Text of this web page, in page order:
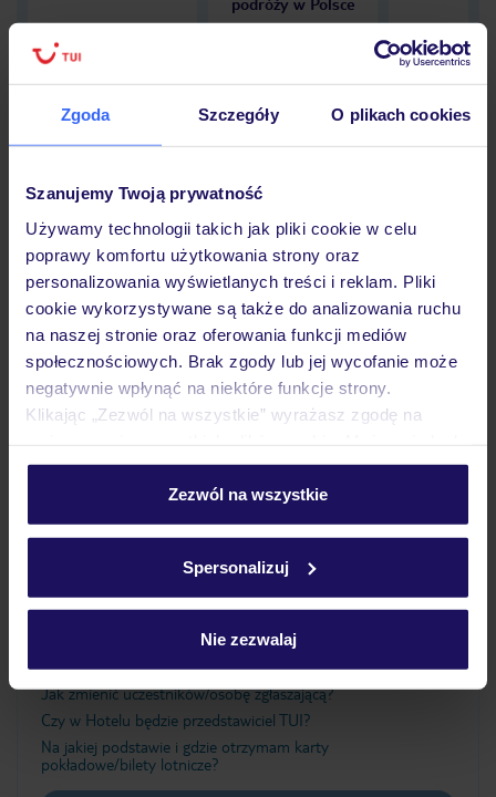
Zgoda Szczegóły O plikach cookies
Szanujemy Twoją prywatność
Używamy technologii takich jak pliki cookie w celu
poprawy komfortu użytkowania strony oraz
personalizowania wyświetlanych treści i reklam. Pliki
cookie wykorzystywane są także do analizowania ruchu
na naszej stronie oraz oferowania funkcji mediów
społecznościowych. Brak zgody lub jej wycofanie może
negatywnie wpłynąć na niektóre funkcje strony.
Klikając „Zezwól na wszystkie” wyrażasz zgodę na
personalizować swój wybór wchodząc w zakładkę
Szczegółowe informacje o plikach cookie znajdziesz
Zezwól na wszystkie
Spersonalizuj
Nie zezwalaj
Hotel
Opinie
Pokoje
Wyżywienie
Ważne informacje
Jak zmienić uczestników/osobę zgłaszającą?
Czy w Hotelu będzie przedstawiciel TUI?
Na jakiej podstawie i gdzie otrzymam karty
pokładowe/bilety lotnicze?